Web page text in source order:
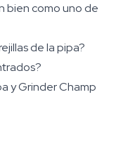
bien como uno de
de la pipa?
y Grinder Champ